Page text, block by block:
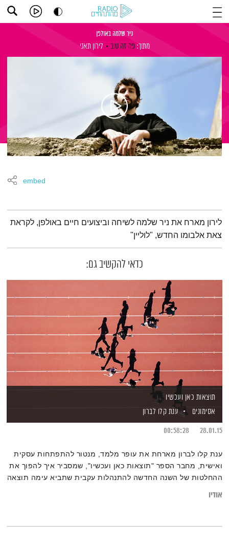
ניר שלמה באולפן
מתוך: פה זה טוב לירון תאני
embed
תמצית הפודקאסט
לירון מארח את ניר שלמה לשיחה וביצועים חיים באולפן, לקראת
צאת אלבומו החדש, "לוליין"
כדאי להקשיב גם:
תוצאות כאן ועכשיו
אסימונים
ענת קלו לברון
28.01.15
00:58:28
ענת קלו לברון מארחת את עופר מלמד, מנטור להתפתחות עסקית
ואישית, מחבר הספר "תוצאות כאן ועכשיו", שמסביר איך להפוך את
ההחלטות של השנה החדשה להתנהלות עקבית שתביא עימה תוצאה
אודיו